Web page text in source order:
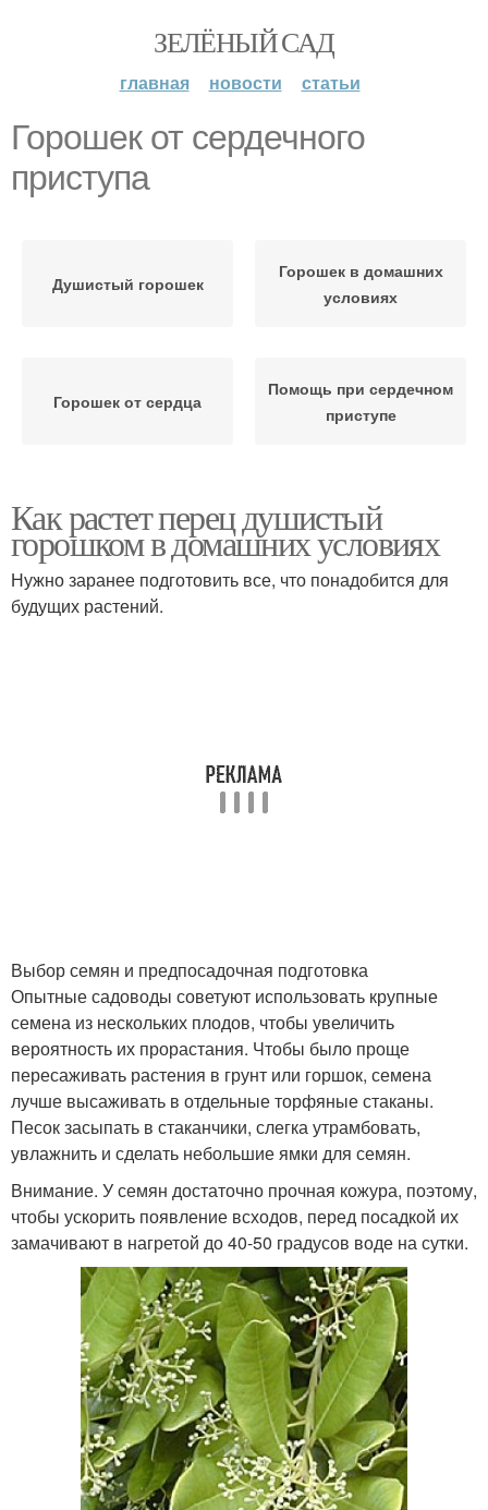
ЗЕЛЁНЫЙ САД
главная новости статьи
Горошек от сердечного
приступа
Душистый горошек
Горошек в домашних
условиях
Горошек от сердца
Помощь при сердечном
приступе
Как растет перец душистый
горошком в домашних условиях
Нужно заранее подготовить все, что понадобится для
будущих растений.
Выбор семян и предпосадочная подготовка
Опытные садоводы советуют использовать крупные
семена из нескольких плодов, чтобы увеличить
вероятность их прорастания. Чтобы было проще
пересаживать растения в грунт или горшок, семена
лучше высаживать в отдельные торфяные стаканы.
Песок засыпать в стаканчики, слегка утрамбовать,
увлажнить и сделать небольшие ямки для семян.
Внимание. У семян достаточно прочная кожура, поэтому,
чтобы ускорить появление всходов, перед посадкой их
замачивают в нагретой до 40-50 градусов воде на сутки.